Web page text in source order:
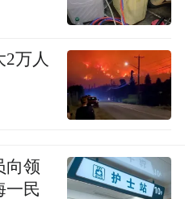
同、民心相通的有效
互鉴、人民相知相亲
北与英国在科教、人
万人
向领
一民